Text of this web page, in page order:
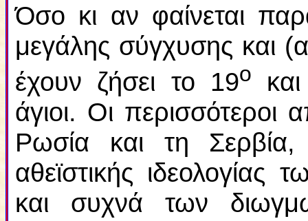
Όσο κι αν φαίνεται
μεγάλης σύγχυσης και
έχουν ζήσει το 19ο
άγιοι. Οι
Ρωσία και τη
αθεϊστικής ιδεολογίας
και συχνά των